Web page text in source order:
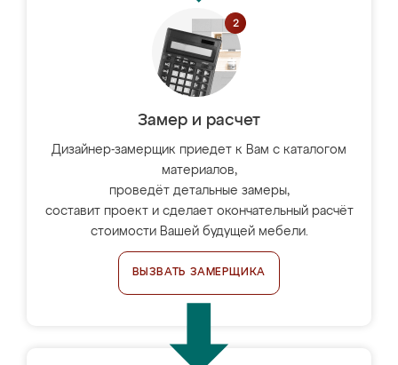
Замер и расчет
Дизайнер-замерщик приедет к Вам с каталогом
материалов,
проведёт детальные замеры,
составит проект и сделает окончательный расчёт
стоимости Вашей будущей мебели.
ВЫЗВАТЬ ЗАМЕРЩИКА